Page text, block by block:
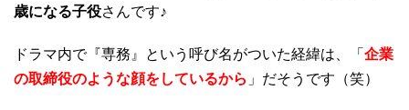
歳になる子役さんです♪
ドラマ内で『専務』という呼び名がついた経緯は、「 企業
の取締役のような顔をしているから 」だそうです（笑）